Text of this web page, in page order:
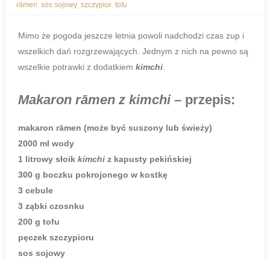
rāmen, sos sojowy, szczypior, tofu
Mimo że pogoda jeszcze letnia powoli nadchodzi czas zup i
wszelkich dań rozgrzewających. Jednym z nich na pewno są
wszelkie potrawki z dodatkiem kimchi.
Makaron rāmen z kimchi – przepis:
makaron rāmen (może być suszony lub świeży)
2000 ml wody
1 litrowy słoik kimchi z kapusty pekińskiej
300 g boczku pokrojonego w kostkę
3 cebule
3 ząbki czosnku
200 g tofu
pęczek szczypioru
sos sojowy